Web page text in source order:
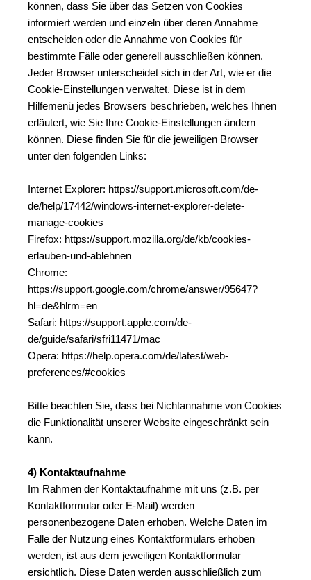
können, dass Sie über das Setzen von Cookies
informiert werden und einzeln über deren Annahme
entscheiden oder die Annahme von Cookies für
bestimmte Fälle oder generell ausschließen können.
Jeder Browser unterscheidet sich in der Art, wie er die
Cookie-Einstellungen verwaltet. Diese ist in dem
Hilfemenü jedes Browsers beschrieben, welches Ihnen
erläutert, wie Sie Ihre Cookie-Einstellungen ändern
können. Diese finden Sie für die jeweiligen Browser
unter den folgenden Links:
Internet Explorer: https://support.microsoft.com/de-
de/help/17442/windows-internet-explorer-delete-
manage-cookies
Firefox: https://support.mozilla.org/de/kb/cookies-
erlauben-und-ablehnen
Chrome:
https://support.google.com/chrome/answer/95647?
hl=de&hlrm=en
Safari: https://support.apple.com/de-
de/guide/safari/sfri11471/mac
Opera: https://help.opera.com/de/latest/web-
preferences/#cookies
Bitte beachten Sie, dass bei Nichtannahme von Cookies
die Funktionalität unserer Website eingeschränkt sein
kann.
4) Kontaktaufnahme
Im Rahmen der Kontaktaufnahme mit uns (z.B. per
Kontaktformular oder E-Mail) werden
personenbezogene Daten erhoben. Welche Daten im
Falle der Nutzung eines Kontaktformulars erhoben
werden, ist aus dem jeweiligen Kontaktformular
ersichtlich. Diese Daten werden ausschließlich zum